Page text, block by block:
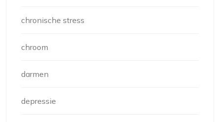
chronische stress
chroom
darmen
depressie